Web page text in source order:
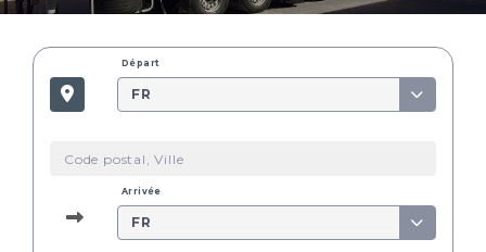
Départ
FR
Arrivée
FR